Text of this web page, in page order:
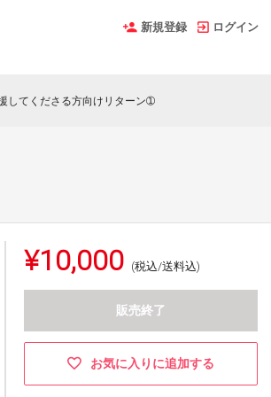
新規登録 ログイン
してくださる方向けリターン➀
¥10,000 (税込/送料込)
販売終了
お気に入りに追加する